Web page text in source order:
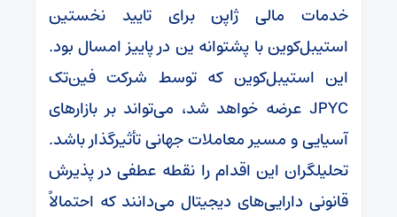
خدمات مالی ژاپن برای تایید نخستین
استیبل‌کوین با پشتوانه ین در پاییز امسال بود.
این استیبل‌کوین که توسط شرکت فین‌تک
JPYC عرضه خواهد شد، می‌تواند بر بازارهای
آسیایی و مسیر معاملات جهانی تأثیرگذار باشد.
تحلیلگران این اقدام را نقطه عطفی در پذیرش
قانونی دارایی‌های دیجیتال می‌دانند که احتمالاً